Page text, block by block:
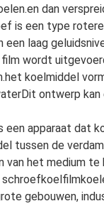
dan
is een type
een laag
film wordt
koelmiddel
ontwerp
een apparaat dat
tussen de
van het medium te
gebouwen,